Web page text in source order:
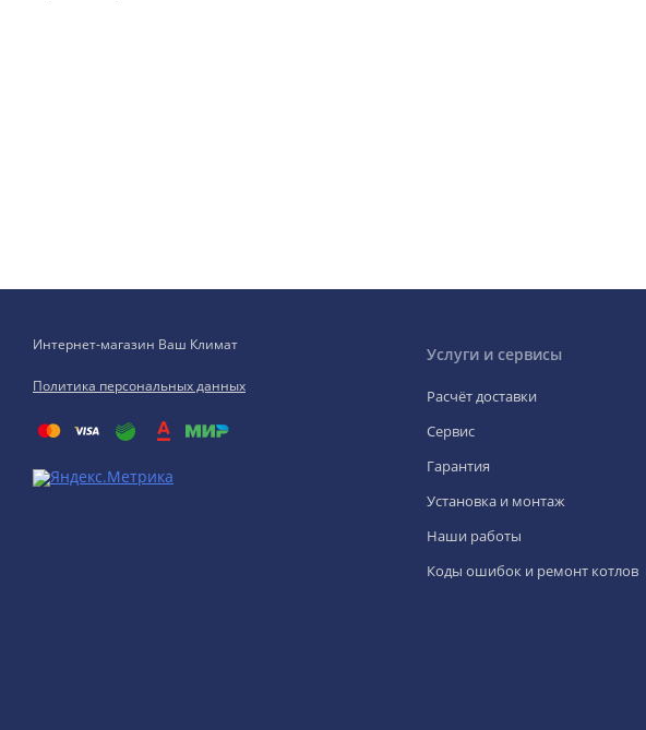
Интернет-магазин Ваш Климат
Политика персональных данных
Услуги и сервисы
Расчёт доставки
Сервис
Гарантия
Установка и монтаж
Наши работы
Коды ошибок и ремонт котлов